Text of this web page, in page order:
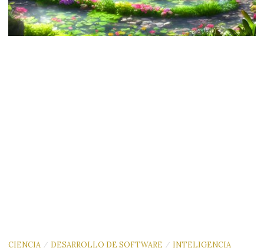
CIENCIA / DESARROLLO DE SOFTWARE / INTELIGENCIA